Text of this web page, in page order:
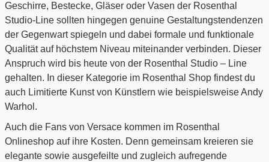
Geschirre, Bestecke, Gläser oder Vasen der Rosenthal
Studio-Line sollten hingegen genuine Gestaltungstendenzen
der Gegenwart spiegeln und dabei formale und funktionale
Qualität auf höchstem Niveau miteinander verbinden. Dieser
Anspruch wird bis heute von der Rosenthal Studio – Line
gehalten. In dieser Kategorie im Rosenthal Shop findest du
auch Limitierte Kunst von Künstlern wie beispielsweise Andy
Warhol.
Auch die Fans von Versace kommen im Rosenthal
Onlineshop auf ihre Kosten. Denn gemeinsam kreieren sie
elegante sowie ausgefeilte und zugleich aufregende